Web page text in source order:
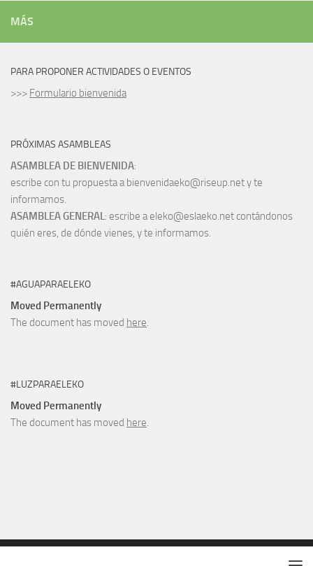
MÁS
PARA PROPONER ACTIVIDADES O EVENTOS
>>> Formulario bienvenida
PRÓXIMAS ASAMBLEAS
ASAMBLEA DE BIENVENIDA:
escribe con tu propuesta a bienvenidaeko@riseup.net y te
informamos.
ASAMBLEA GENERAL: escribe a eleko@eslaeko.net contándonos
quién eres, de dónde vienes, y te informamos.
#AGUAPARAELEKO
Moved Permanently
The document has moved here.
#LUZPARAELEKO
Moved Permanently
The document has moved here.